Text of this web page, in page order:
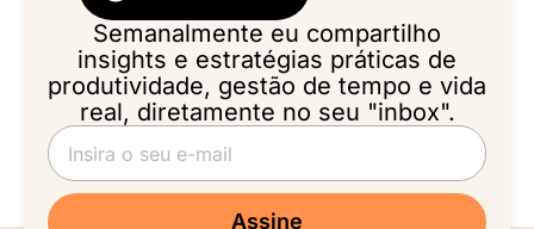
Semanalmente eu compartilho
insights e estratégias práticas de
produtividade, gestão de tempo e vida
real, diretamente no seu "inbox".
Assine